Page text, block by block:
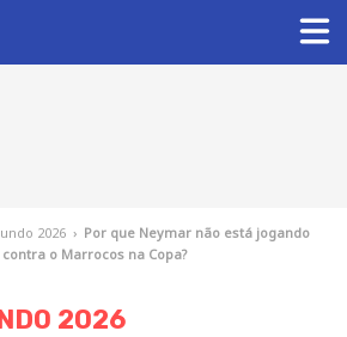
2026 › Por que Neymar não está jogando
o Marrocos na Copa?
2026